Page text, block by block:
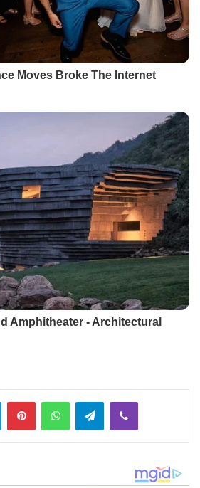
LinkedInPinterestWhatsAppTelegramViber